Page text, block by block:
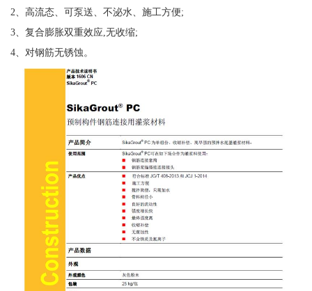
2、高流态、可泵送、不泌水、施工方便;
3、复合膨胀双重效应,无收缩;
4、对钢筋无锈蚀。